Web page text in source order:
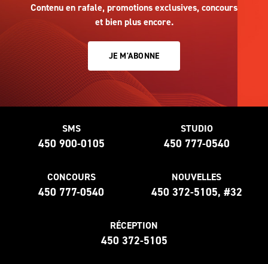
Contenu en rafale, promotions exclusives, concours
et bien plus encore.
JE M'ABONNE
SMS
450 900-0105
STUDIO
450 777-0540
CONCOURS
450 777-0540
NOUVELLES
450 372-5105, #32
RÉCEPTION
450 372-5105